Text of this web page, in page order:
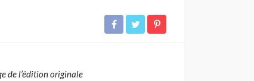
de l’édition originale